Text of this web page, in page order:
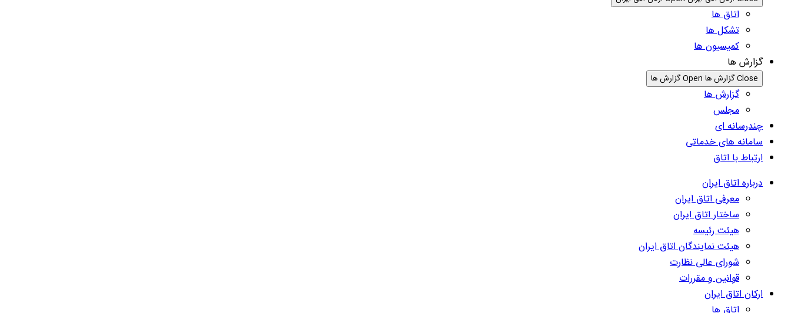
اتاق ها
تشکل ها
کمیسیون ها
گزارش ها
Close گزارش ها Open گزارش ها
گزارش ها
مجلس
چندرسانه ای
سامانه های خدماتی
ارتباط با اتاق
درباره اتاق ایران
معرفی اتاق ایران
ساختار اتاق ایران
هیئت رئیسه
هیئت نمایندگان اتاق ایران
شورای عالی نظارت
قوانین و مقررات
ارکان اتاق ایران